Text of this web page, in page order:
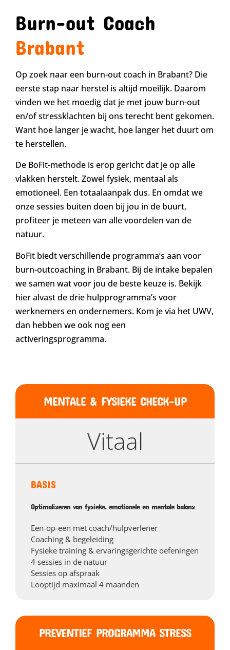
Burn-out Coach
Brabant
Op zoek naar een burn-out coach in Brabant? Die
eerste stap naar herstel is altijd moeilijk. Daarom
vinden we het moedig dat je met jouw burn-out
en/of stressklachten bij ons terecht bent gekomen.
Want hoe langer je wacht, hoe langer het duurt om
te herstellen.
De BoFit-methode is erop gericht dat je op alle
vlakken herstelt. Zowel fysiek, mentaal als
emotioneel. Een totaalaanpak dus. En omdat we
onze sessies buiten doen bij jou in de buurt,
profiteer je meteen van alle voordelen van de
natuur.
BoFit biedt verschillende programma’s aan voor
burn-outcoaching in Brabant. Bij de intake bepalen
we samen wat voor jou de beste keuze is. Bekijk
hier alvast de drie hulpprogramma’s voor
werknemers en ondernemers. Kom je via het UWV,
dan hebben we ook nog een
activeringsprogramma.
MENTALE & FYSIEKE CHECK-UP
Vitaal
BASIS
Optimaliseren van fysieke, emotionele en mentale balans
Een-op-een met coach/hulpverlener
Coaching & begeleiding
Fysieke training & ervaringsgerichte oefeningen
4 sessies in de natuur
Sessies op afspraak
Looptijd maximaal 4 maanden
PREVENTIEF PROGRAMMA STRESS